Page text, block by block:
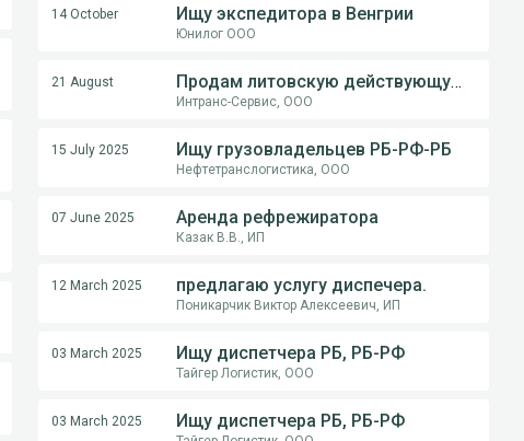
14 October Ищу экспедитора в Венгрии
Юнилог ООО
21 August Продам литовскую действующую компанию
Интранс-Сервис, ООО
15 July 2025 Ищу грузовладельцев РБ-РФ-РБ
Нефтетранслогистика, ООО
07 June 2025 Аренда рефрежиратора
Казак В.В., ИП
12 March 2025 предлагаю услугу диспечера.
Поникарчик Виктор Алексеевич, ИП
03 March 2025 Ищу диспетчера РБ, РБ-РФ
Тайгер Логистик, ООО
03 March 2025 Ищу диспетчера РБ, РБ-РФ